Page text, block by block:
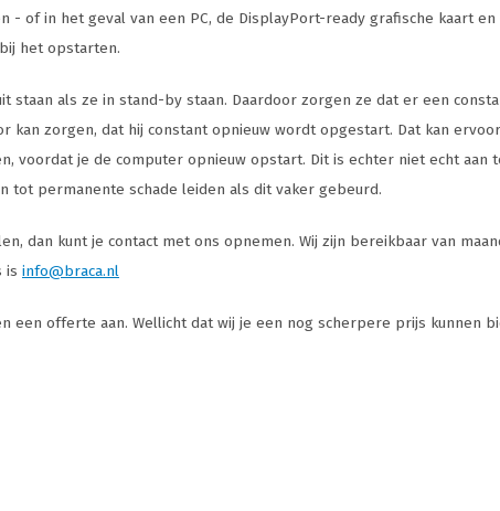
of in het geval van een PC, de DisplayPort-ready grafische kaart
het opstarten.
staan als ze in stand-by staan. Daardoor zorgen ze dat er een
kan zorgen, dat hij constant opnieuw wordt opgestart. Dat kan
voordat je de computer opnieuw opstart. Dit is echter niet echt aan
tot permanente schade leiden als dit vaker gebeurd.
dan kunt je contact met ons opnemen. Wij zijn bereikbaar van
is info@braca.nl
een offerte aan. Wellicht dat wij je een nog scherpere prijs kunnen